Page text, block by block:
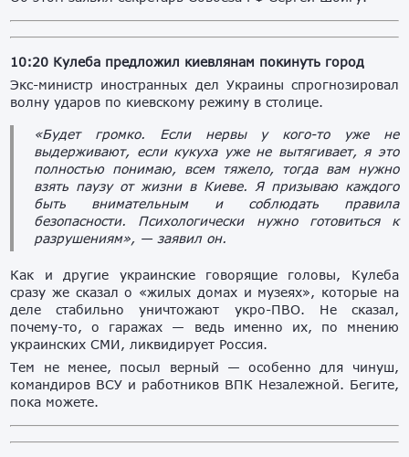
10:20 Кулеба предложил киевлянам покинуть город
Экс-министр иностранных дел Украины спрогнозировал
волну ударов по киевскому режиму в столице.
«Будет громко. Если нервы у кого-то уже не
выдерживают, если кукуха уже не вытягивает, я это
полностью понимаю, всем тяжело, тогда вам нужно
взять паузу от жизни в Киеве. Я призываю каждого
быть внимательным и соблюдать правила
безопасности. Психологически нужно готовиться к
разрушениям», — заявил он.
Как и другие украинские говорящие головы, Кулеба
сразу же сказал о «жилых домах и музеях», которые на
деле стабильно уничтожают укро-ПВО. Не сказал,
почему-то, о гаражах — ведь именно их, по мнению
украинских СМИ, ликвидирует Россия.
Тем не менее, посыл верный — особенно для чинуш,
командиров ВСУ и работников ВПК Незалежной. Бегите,
пока можете.